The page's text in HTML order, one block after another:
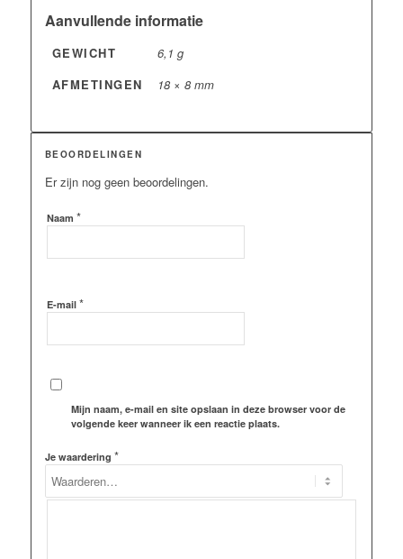
Aanvullende informatie
GEWICHT
6,1 g
AFMETINGEN
18 × 8 mm
BEOORDELINGEN
Er zijn nog geen beoordelingen.
Naam *
E-mail *
Mijn naam, e-mail en site opslaan in deze browser voor de
volgende keer wanneer ik een reactie plaats.
Je waardering *